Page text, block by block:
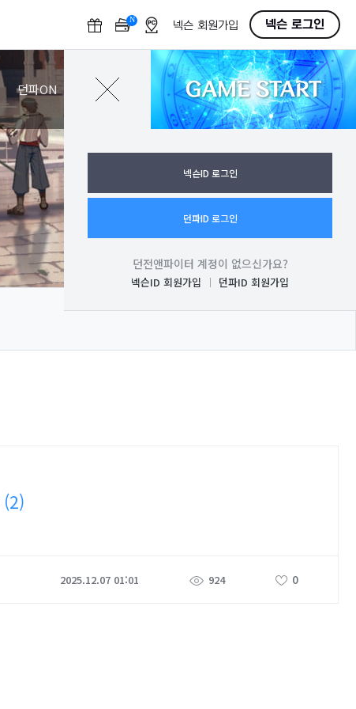
N
F
넥슨 회원가입 넥슨 로그인
던파ON GAME START
로그인
넥슨ID 로그인
던파ID 로그인
던전앤파이터 계정이 없으신가요?
넥슨ID 회원가입 던파ID 회원가입
(2)
2025.12.07 01:01 924 0